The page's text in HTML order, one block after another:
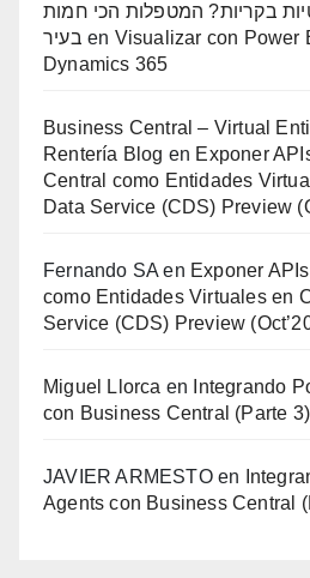
בקריות? המטפלות הכי חמות
בעיר en Visualizar con Power
Dynamics 365
Business Central – Virtual
Rentería Blog en Exponer
Central como Entidades
Data Service (CDS) Preview
Fernando SA en Exponer
como Entidades Virtuales en
Service (CDS) Preview
Miguel Llorca en
Integrando
con Business Central (Parte 3)
JAVIER ARMESTOen
Agents con Business Central